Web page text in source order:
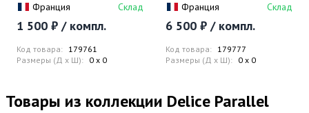
Франция
Склад
1 500 ₽ / компл.
Код товара: 179761
Размеры (Д x Ш): 0 x 0
Франция
Склад
6 500 ₽ / компл.
Код товара: 179777
Размеры (Д x Ш): 0 x 0
Товары из коллекции Delice Parallel